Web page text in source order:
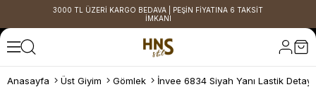
3000 TL ÜZERİ KARGO BEDAVA | PEŞİN FİYATINA 6 TAKSİT
İMKANI
Anasayfa Üst Giyim Gömlek İnvee 6834 Siyah Yanı Lastik